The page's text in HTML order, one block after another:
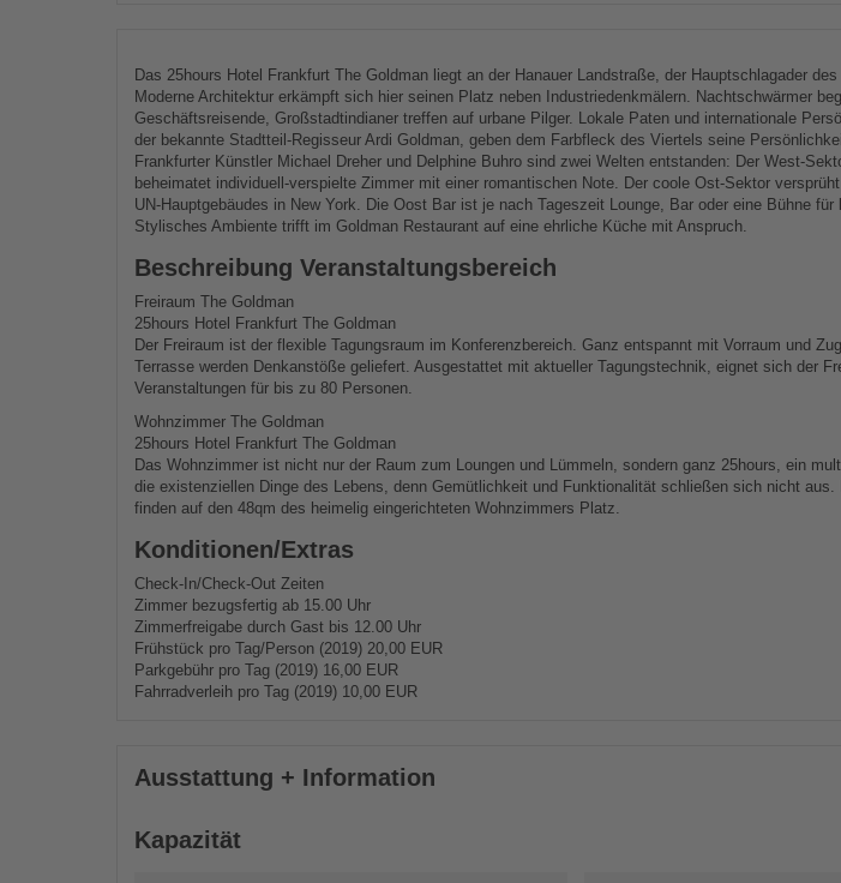
Das 25hours Hotel Frankfurt The Goldman liegt an der Hanauer Landstraße, der Hauptschlagader des
Moderne Architektur erkämpft sich hier seinen Platz neben Industriedenkmälern. Nachtschwärmer
Geschäftsreisende, Großstadtindianer treffen auf urbane Pilger. Lokale Paten und internationale
der bekannte Stadtteil-Regisseur Ardi Goldman, geben dem Farbfleck des Viertels seine
Frankfurter Künstler Michael Dreher und Delphine Buhro sind zwei Welten entstanden: Der West-
beheimatet individuell-verspielte Zimmer mit einer romantischen Note. Der coole Ost-Sektor
UN-Hauptgebäudes in New York. Die Oost Bar ist je nach Tageszeit Lounge, Bar oder eine Bühne für
Stylisches Ambiente trifft im Goldman Restaurant auf eine ehrliche Küche mit Anspruch.
Beschreibung Veranstaltungsbereich
Freiraum The Goldman
25hours Hotel Frankfurt The Goldman
Der Freiraum ist der flexible Tagungsraum im Konferenzbereich. Ganz entspannt mit Vorraum und
Terrasse werden Denkanstöße geliefert. Ausgestattet mit aktueller Tagungstechnik, eignet sich der
Veranstaltungen für bis zu 80 Personen.
Wohnzimmer The Goldman
25hours Hotel Frankfurt The Goldman
Das Wohnzimmer ist nicht nur der Raum zum Loungen und Lümmeln, sondern ganz 25hours, ein
die existenziellen Dinge des Lebens, denn Gemütlichkeit und Funktionalität schließen sich nicht
finden auf den 48qm des heimelig eingerichteten Wohnzimmers Platz.
Konditionen/Extras
Check-In/Check-Out Zeiten
Zimmer bezugsfertig ab 15.00 Uhr
Zimmerfreigabe durch Gast bis 12.00 Uhr
Frühstück pro Tag/Person (2019) 20,00 EUR
Parkgebühr pro Tag (2019) 16,00 EUR
Fahrradverleih pro Tag (2019) 10,00 EUR
Ausstattung + Information
Kapazität